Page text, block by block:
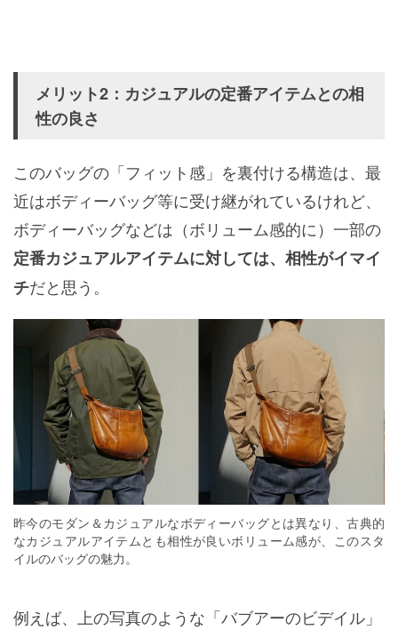
メリット2：カジュアルの定番アイテムとの相
性の良さ
このバッグの「フィット感」を裏付ける構造は、最
近はボディーバッグ等に受け継がれているけれど、
ボディーバッグなどは（ボリューム感的に）一部の
定番カジュアルアイテムに対しては、相性がイマイ
チだと思う。
昨今のモダン＆カジュアルなボディーバッグとは異なり、古典的
なカジュアルアイテムとも相性が良いボリューム感が、このスタ
イルのバッグの魅力。
例えば、上の写真のような「バブアーのビデイル」